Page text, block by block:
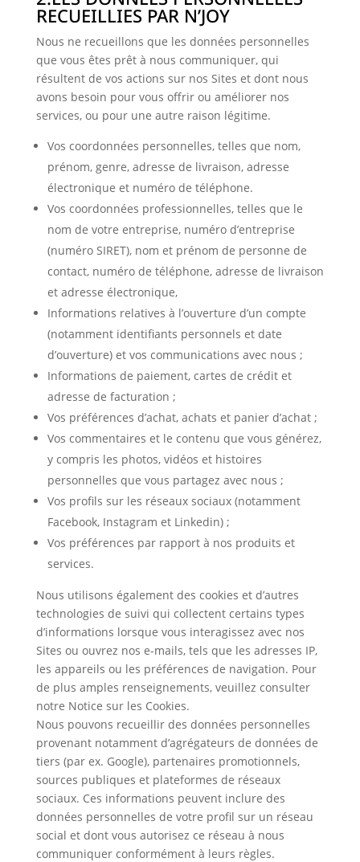
RECUEILLIES PAR N’JOY
Nous ne recueillons que les données personnelles
que vous êtes prêt à nous communiquer, qui
résultent de vos actions sur nos Sites et dont nous
avons besoin pour vous offrir ou améliorer nos
services, ou pour une autre raison légitime.
Vos coordonnées personnelles, telles que nom,
prénom, genre, adresse de livraison, adresse
électronique et numéro de téléphone.
Vos coordonnées professionnelles, telles que le
nom de votre entreprise, numéro d’entreprise
(numéro SIRET), nom et prénom de personne de
contact, numéro de téléphone, adresse de livraison
et adresse électronique,
Informations relatives à l’ouverture d’un compte
(notamment identifiants personnels et date
d’ouverture) et vos communications avec nous ;
Informations de paiement, cartes de crédit et
adresse de facturation ;
Vos préférences d’achat, achats et panier d’achat ;
Vos commentaires et le contenu que vous générez,
y compris les photos, vidéos et histoires
personnelles que vous partagez avec nous ;
Vos profils sur les réseaux sociaux (notamment
Facebook, Instagram et Linkedin) ;
Vos préférences par rapport à nos produits et
services.
Nous utilisons également des cookies et d’autres
technologies de suivi qui collectent certains types
d’informations lorsque vous interagissez avec nos
Sites ou ouvrez nos e-mails, tels que les adresses IP,
les appareils ou les préférences de navigation. Pour
de plus amples renseignements, veuillez consulter
notre Notice sur les Cookies.
Nous pouvons recueillir des données personnelles
provenant notamment d’agrégateurs de données de
tiers (par ex. Google), partenaires promotionnels,
sources publiques et plateformes de réseaux
sociaux. Ces informations peuvent inclure des
données personnelles de votre profil sur un réseau
social et dont vous autorisez ce réseau à nous
communiquer conformément à leurs règles.